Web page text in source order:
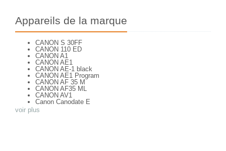
Appareils de la marque
CANON S 30FF
CANON 110 ED
CANON A1
CANON AE1
CANON AE-1 black
CANON AE1 Program
CANON AF 35 M
CANON AF35 ML
CANON AV1
Canon Canodate E
CANON Canonet QL 25
voir plus